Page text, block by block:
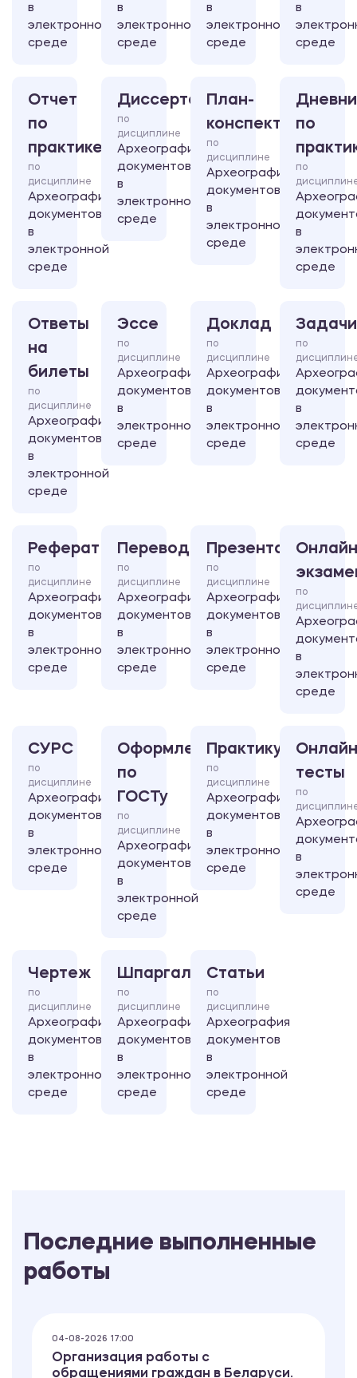
в
электронной
среде
в
электронной
среде
в
электронной
среде
в
среде
Отчет
по
практике
по
дисциплине
Археография
документов
в
электронной
среде
Диссертация
по
дисциплине
Археография
документов
в
электронной
среде
План-
конспект
по
дисциплине
Археография
документов
в
электронной
среде
по
по
в
среде
Ответы
на
билеты
по
дисциплине
Археография
документов
в
электронной
среде
Эссе
по
дисциплине
Археография
документов
в
электронной
среде
Доклад
по
дисциплине
Археография
документов
в
электронной
среде
Задачи
по
в
среде
Реферат
по
дисциплине
Археография
документов
в
электронной
среде
Перевод
по
дисциплине
Археография
документов
в
электронной
среде
Презентация
по
дисциплине
Археография
документов
в
электронной
среде
по
в
среде
СУРС
по
дисциплине
Археография
документов
в
электронной
среде
Оформление
по
ГОСТу
по
дисциплине
Археография
документов
в
электронной
среде
Практикум
по
дисциплине
Археография
документов
в
электронной
среде
тесты
по
в
среде
Чертеж
по
дисциплине
Археография
документов
в
электронной
среде
Шпаргалка
по
дисциплине
Археография
документов
в
электронной
среде
Статьи
по
дисциплине
Археография
документов
в
электронной
среде
Последние выполненные
работы
04-08-2026 17:00
Организация работы с
обращениями граждан в Беларуси.